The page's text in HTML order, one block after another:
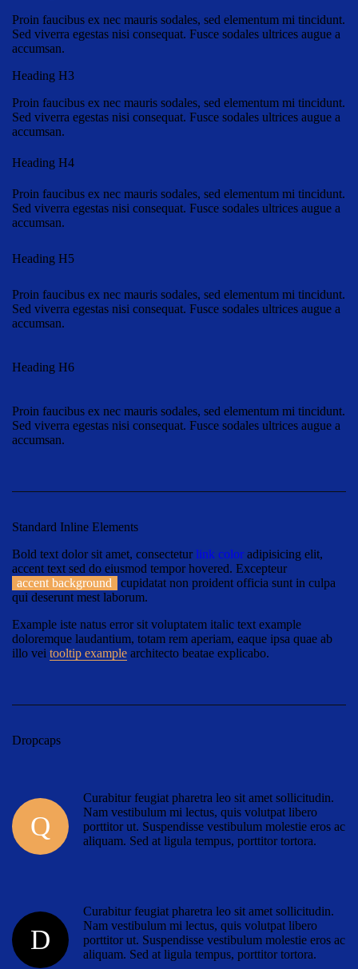
Proin faucibus ex nec mauris sodales, sed elementum mi tincidunt.
Sed viverra egestas nisi consequat. Fusce sodales ultrices augue a
accumsan.
Heading H3
Proin faucibus ex nec mauris sodales, sed elementum mi tincidunt.
Sed viverra egestas nisi consequat. Fusce sodales ultrices augue a
accumsan.
Heading H4
Proin faucibus ex nec mauris sodales, sed elementum mi tincidunt.
Sed viverra egestas nisi consequat. Fusce sodales ultrices augue a
accumsan.
Heading H5
Proin faucibus ex nec mauris sodales, sed elementum mi tincidunt.
Sed viverra egestas nisi consequat. Fusce sodales ultrices augue a
accumsan.
Heading H6
Proin faucibus ex nec mauris sodales, sed elementum mi tincidunt.
Sed viverra egestas nisi consequat. Fusce sodales ultrices augue a
accumsan.
Standard Inline Elements
Bold text dolor sit amet, consecteturlink color adipisicing elit,
accent text sed do eiusmod tempor hovered. Excepteur
accent background
cupidatat non proident officia sunt in culpa
qui deserunt mest laborum.
Example iste natus error sit voluptatem italic text example
doloremque laudantium, totam rem aperiam, eaque ipsa quae ab
illo vei tooltip example architecto beatae explicabo.
Dropcaps
Q
Curabitur feugiat pharetra leo sit amet sollicitudin.
Nam vestibulum mi lectus, quis volutpat libero
porttitor ut. Suspendisse vestibulum molestie eros ac
aliquam. Sed at ligula tempus, porttitor tortora.
D
Curabitur feugiat pharetra leo sit amet sollicitudin.
Nam vestibulum mi lectus, quis volutpat libero
porttitor ut. Suspendisse vestibulum molestie eros ac
aliquam. Sed at ligula tempus, porttitor tortora.